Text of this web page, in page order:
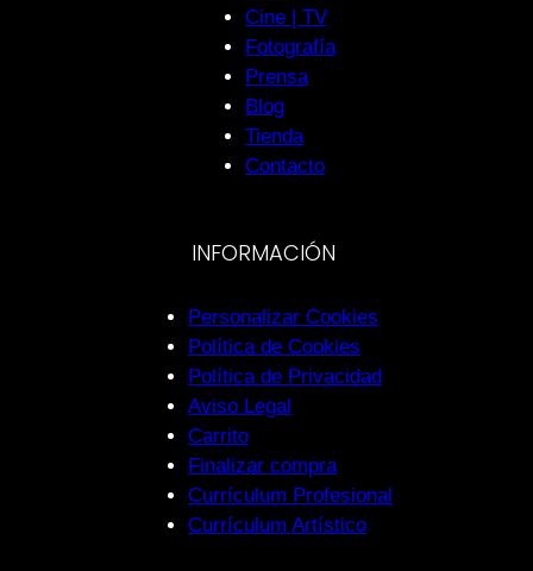
Cine | TV
Fotografía
Prensa
Blog
Tienda
Contacto
INFORMACIÓN
Personalizar Cookies
Política de Cookies
Política de Privacidad
Aviso Legal
Carrito
Finalizar compra
Currículum Profesional
Currículum Artístico